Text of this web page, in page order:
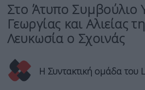
Στο Άτυπο Συμβούλιο
Γεωργίας και Αλιείας
Λευκωσία ο Σχοινάς
Η Συντακτική ομάδα του